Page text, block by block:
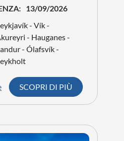
13/09/2026
- Vík -
- Hauganes -
- Ólafsvík -
SCOPRI DI PIÙ